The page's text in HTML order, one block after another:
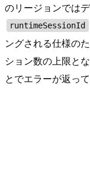
のリージョンでは
runtimeSessionId
ングされる仕様の
ション数の上限と
とでエラーが返っ